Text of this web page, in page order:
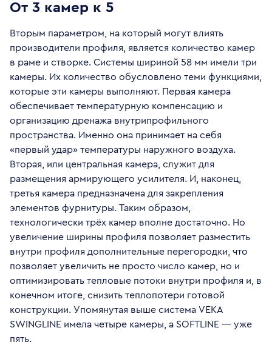
От 3 камер к 5
Вторым параметром, на который могут влиять
производители профиля, является количество камер
в раме и створке. Системы шириной 58 мм имели три
камеры. Их количество обусловлено теми функциями,
которые эти камеры выполняют. Первая камера
обеспечивает температурную компенсацию и
организацию дренажа внутрипрофильного
пространства. Именно она принимает на себя
«первый удар» температуры наружного воздуха.
Вторая, или центральная камера, служит для
размещения армирующего усилителя. И, наконец,
третья камера предназначена для закрепления
элементов фурнитуры. Таким образом,
технологически трёх камер вполне достаточно. Но
увеличение ширины профиля позволяет разместить
внутри профиля дополнительные перегородки, что
позволяет увеличить не просто число камер, но и
оптимизировать тепловые потоки внутри профиля и, в
конечном итоге, снизить теплопотери готовой
конструкции. Упомянутая выше система VEKA
SWINGLINE имела четыре камеры, а SOFTLINE — уже
пять.